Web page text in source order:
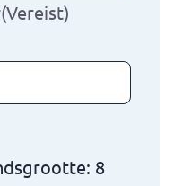
(Vereist)
8